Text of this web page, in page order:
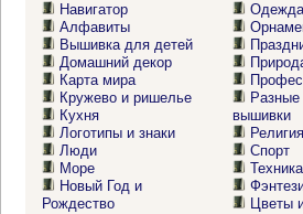
Навигатор
Алфавиты
Вышивка для детей
Домашний декор
Карта мира
Кружево и ришелье
Кухня
Логотипы и знаки
Люди
Море
Новый Год и
Рождество
Разные
вышивки
Религия
Спорт
Цветы